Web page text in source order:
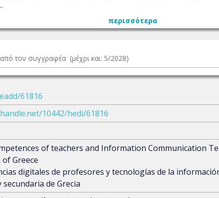
περισσότερα
τον συγγραφέα (μέχρι και: 5/2028)
61816
10442/hedi/61816
of teachers and Information Communication
Greece
digitales de profesores y tecnologías de la
de Grecia